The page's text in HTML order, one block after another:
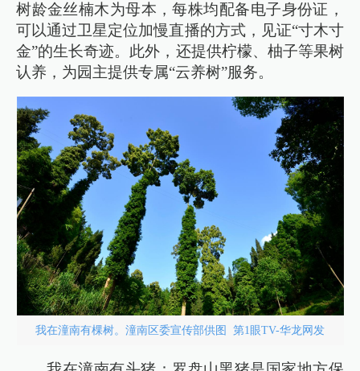
树龄金丝楠木为母本，每株均配备电子身份证，
可以通过卫星定位加慢直播的方式，见证“寸木寸
金”的生长奇迹。此外，还提供柠檬、柚子等果树
认养，为园主提供专属“云养树”服务。
我在潼南有棵树。潼南区委宣传部供图 第1眼TV-华龙网发